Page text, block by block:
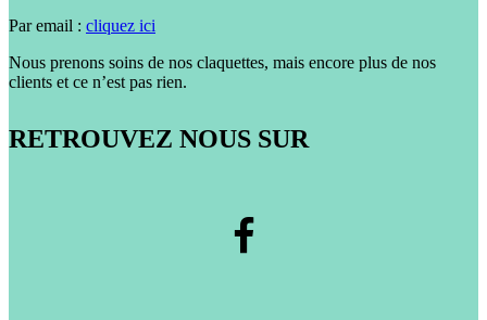
Par email : cliquez ici
Nous prenons soins de nos claquettes, mais encore plus de nos
clients et ce n’est pas rien.
RETROUVEZ NOUS SUR